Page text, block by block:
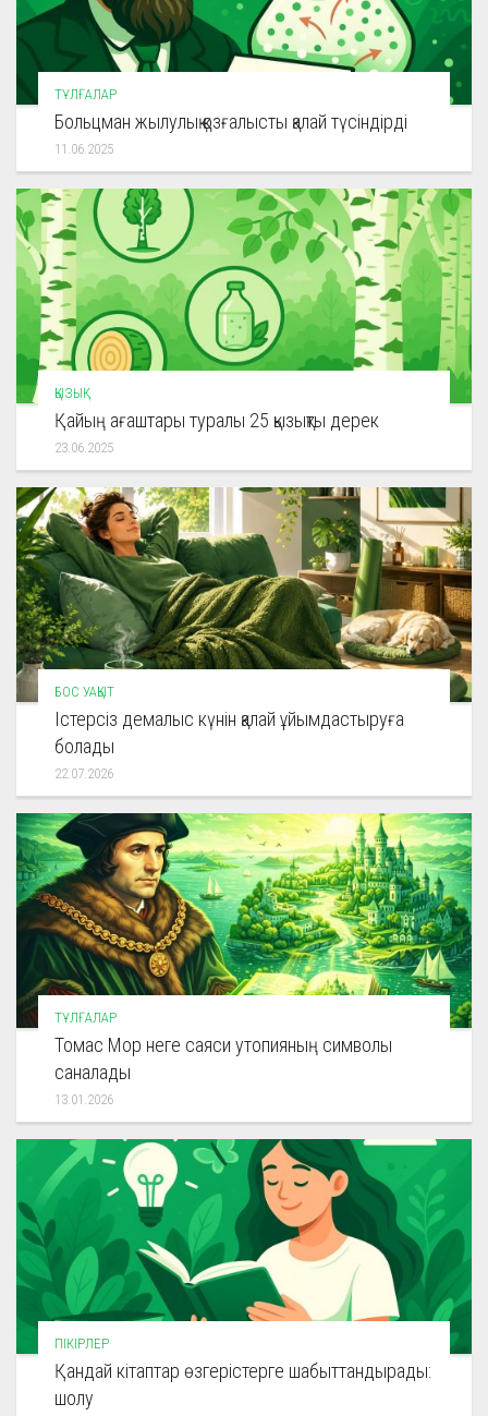
ТҰЛҒАЛАР
Больцман жылулық қозғалысты қалай түсіндірді
11.06.2025
ҚЫЗЫҚ
Қайың ағаштары туралы 25 қызықты дерек
23.06.2025
БОС УАҚЫТ
Істерсіз демалыс күнін қалай ұйымдастыруға
болады
22.07.2026
ТҰЛҒАЛАР
Томас Мор неге саяси утопияның символы
саналады
13.01.2026
ПІКІРЛЕР
Қандай кітаптар өзгерістерге шабыттандырады:
шолу